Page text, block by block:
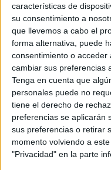
características de
su consentimiento a
que llevemos a cabo el
forma alternativa, puede
consentimiento o
cambiar sus preferencias
Tenga en cuenta que
personales puede no
tiene el derecho de
preferencias se aplicarán
sus preferencias o retirar
momento volviendo a
"Privacidad" en la parte
Circuitos
F1
Fórmula E
F2 / F3 / F4
Resistencia
Indycar
Otros
Producto
Producto
Web pensada